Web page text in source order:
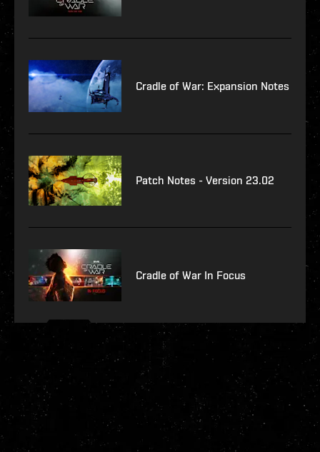
Cradle of War: Expansion Notes
Patch Notes - Version 23.02
Cradle of War In Focus